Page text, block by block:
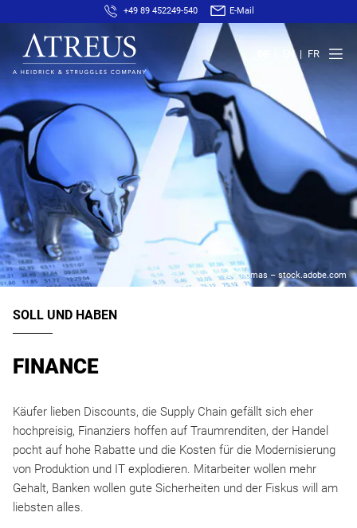
+49 89 452249-540 E-Mail
EN FR
© Thomas – stock.adobe.com
SOLL UND HABEN
FINANCE
Käufer lieben Discounts, die Supply Chain gefällt sich eher
hochpreisig, Finanziers hoffen auf Traumrenditen, der Handel
pocht auf hohe Rabatte und die Kosten für die Modernisierung
von Produktion und IT explodieren. Mitarbeiter wollen mehr
Gehalt, Banken wollen gute Sicherheiten und der Fiskus will am
liebsten alles.